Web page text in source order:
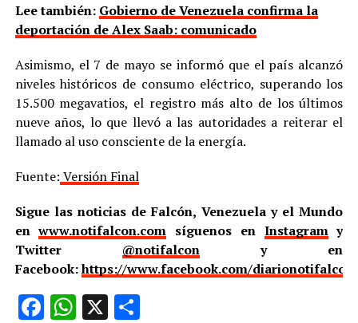
Lee también: Gobierno de Venezuela confirma la
deportación de Alex Saab: comunicado
Asimismo, el 7 de mayo se informó que el país alcanzó
niveles históricos de consumo eléctrico, superando los
15.500 megavatios, el registro más alto de los últimos
nueve años, lo que llevó a las autoridades a reiterar el
llamado al uso consciente de la energía.
Fuente: Versión Final
Sigue las noticias de Falcón, Venezuela y el Mundo
enwww.notifalcon.com síguenos en Instagramy
Twitter @notifalcony en
Facebook:https://www.facebook.com/
Facebook
WhatsApp
X Compartir